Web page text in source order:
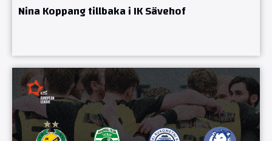
Nina Koppang tillbaka i IK Sävehof